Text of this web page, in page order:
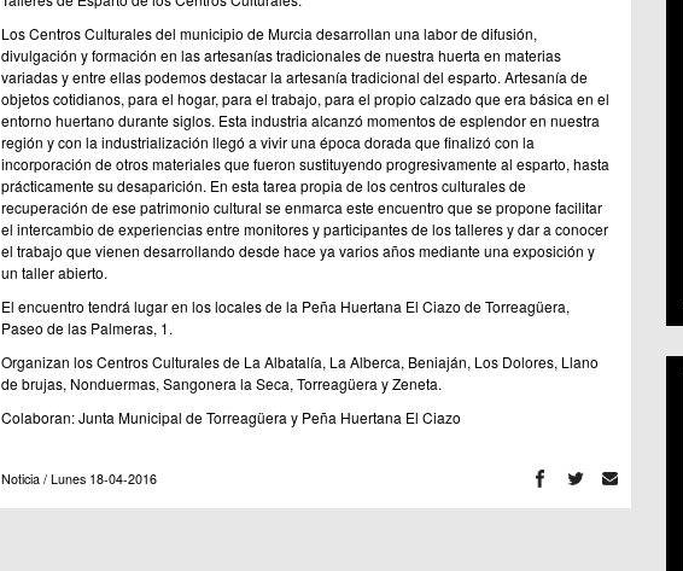
Los Centros Culturales del municipio de Murcia desarrollan una labor de difusión,
divulgación y formación en las artesanías tradicionales de nuestra huerta en materias
variadas y entre ellas podemos destacar la artesanía tradicional del esparto. Artesanía de
objetos cotidianos, para el hogar, para el trabajo, para el propio calzado que era básica en el
entorno huertano durante siglos. Esta industria alcanzó momentos de esplendor en nuestra
región y con la industrialización llegó a vivir una época dorada que finalizó con la
incorporación de otros materiales que fueron sustituyendo progresivamente al esparto, hasta
prácticamente su desaparición. En esta tarea propia de los centros culturales de
recuperación de ese patrimonio cultural se enmarca este encuentro que se propone facilitar
el intercambio de experiencias entre monitores y participantes de los talleres y dar a conocer
el trabajo que vienen desarrollando desde hace ya varios años mediante una exposición y
un taller abierto.
El encuentro tendrá lugar en los locales de la Peña Huertana El Ciazo de Torreagüera,
Paseo de las Palmeras, 1.
Organizan los Centros Culturales de La Albatalía, La Alberca, Beniaján, Los Dolores, Llano
de brujas, Nonduermas, Sangonera la Seca, Torreagüera y Zeneta.
Colaboran: Junta Municipal de Torreagüera y Peña Huertana El Ciazo
Noticia / Lunes 18-04-2016